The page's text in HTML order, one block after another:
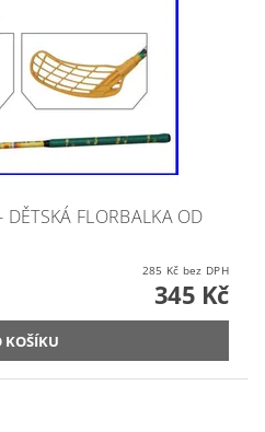
FLORBALKA OD
285 Kč bez DPH
345 Kč